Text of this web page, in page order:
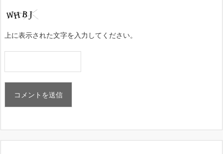
上に表示された文字を入力してください。